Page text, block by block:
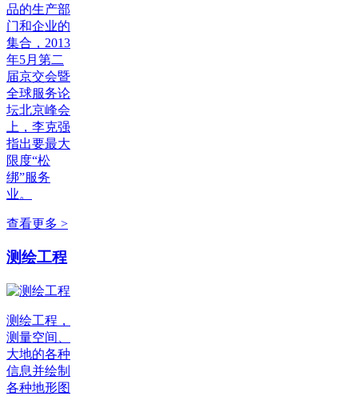
品的生产部
门和企业的
集合，2013
年5月第二
届京交会暨
全球服务论
坛北京峰会
上，李克强
指出要最大
限度“松
绑”服务
业。
查看更多 >
测绘工程
测绘工程，
测量空间、
大地的各种
信息并绘制
各种地形图